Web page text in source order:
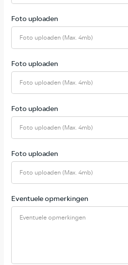
Foto uploaden
Foto uploaden (Max. 4mb)
Foto uploaden
Foto uploaden (Max. 4mb)
Foto uploaden
Foto uploaden (Max. 4mb)
Foto uploaden
Foto uploaden (Max. 4mb)
Eventuele opmerkingen